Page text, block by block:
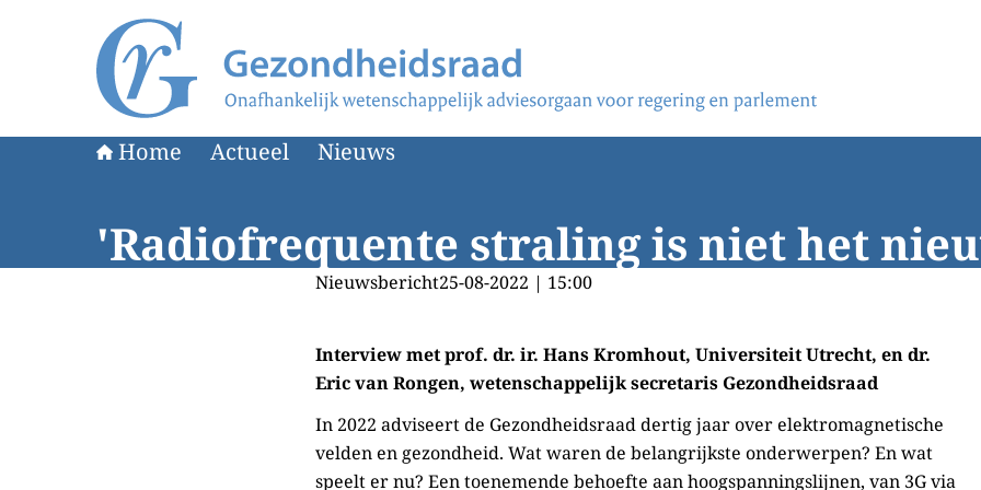
Naar de homepage van Gezondheidsraad
Home Actueel Nieuws
'Radiofrequente straling is niet het
Nieuwsbericht25-08-2022 | 15:00
Interview met prof. dr. ir. Hans Kromhout, Universiteit Utrecht, en dr.
Eric van Rongen, wetenschappelijk secretaris Gezondheidsraad
In 2022 adviseert de Gezondheidsraad dertig jaar over elektromagnetische
velden en gezondheid. Wat waren de belangrijkste onderwerpen? En wat
speelt er nu? Een toenemende behoefte aan hoogspanningslijnen, van 3G via